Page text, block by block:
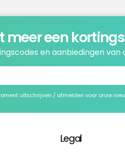
meer een
en aanbiedingen van
uitschrijven / afmelden voor onze
Legal